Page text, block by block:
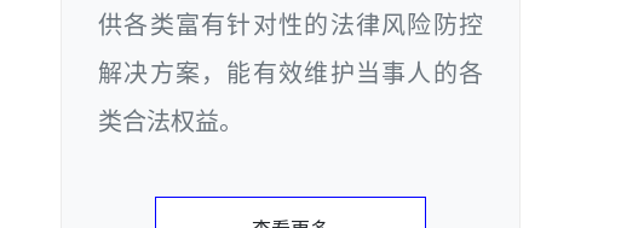
供各类富有针对性的法律风险防控
解决方案，能有效维护当事人的各
类合法权益。